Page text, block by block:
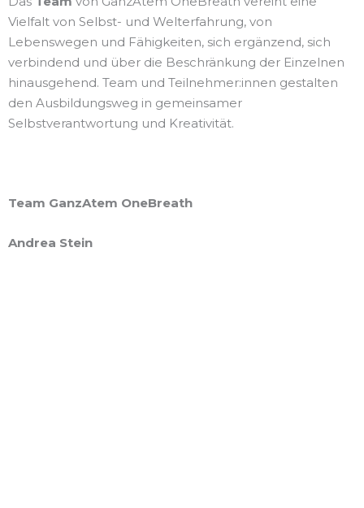
Vielfalt von Selbst- und Welterfahrung, von
Lebenswegen und Fähigkeiten, sich ergänzend, sich
verbindend und über die Beschränkung der Einzelnen
hinausgehend. Team und Teilnehmer:innen gestalten
den Ausbildungsweg in gemeinsamer
Selbstverantwortung und Kreativität.
Team GanzAtem OneBreath
Andrea Stein